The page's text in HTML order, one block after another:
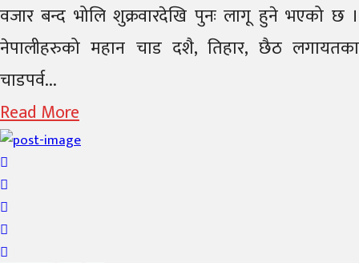
वजार बन्द भोलि शुक्रवारदेखि पुनः लागू हुने भएको छ ।
नेपालीहरुको महान चाड दशै, तिहार, छैठ लगायतका
चाडपर्व...
Read More